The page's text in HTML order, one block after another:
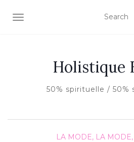
AFFICHER/MASQUER LA
Holistique
50% spirituelle / 50%
LA MODE, LA